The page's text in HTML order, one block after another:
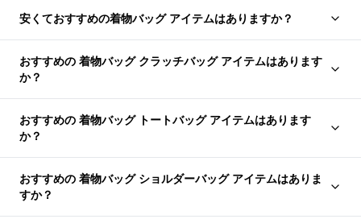
安くておすすめの着物バッグ アイテムはありますか？
おすすめの 着物バッグ クラッチバッグ アイテムはあります
か？
おすすめの 着物バッグ トートバッグ アイテムはあります
か？
おすすめの 着物バッグ ショルダーバッグ アイテムはありま
すか？